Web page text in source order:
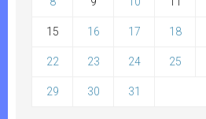
15 16 17 18
22 23 24 25
29 30 31